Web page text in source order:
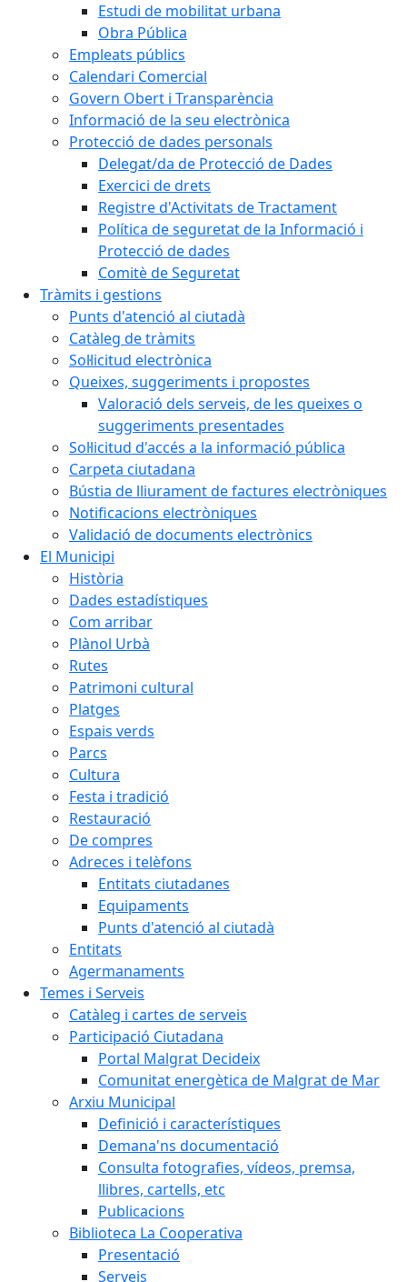
Estudi de mobilitat urbana
Obra Pública
Empleats públics
Calendari Comercial
Govern Obert i Transparència
Informació de la seu electrònica
Protecció de dades personals
Delegat/da de Protecció de Dades
Exercici de drets
Registre d'Activitats de Tractament
Política de seguretat de la Informació i
Protecció de dades
Comitè de Seguretat
Tràmits i gestions
Punts d'atenció al ciutadà
Catàleg de tràmits
Sol·licitud electrònica
Queixes, suggeriments i propostes
Valoració dels serveis, de les queixes o
suggeriments presentades
Sol·licitud d'accés a la informació pública
Carpeta ciutadana
Bústia de lliurament de factures electròniques
Notificacions electròniques
Validació de documents electrònics
El Municipi
Història
Dades estadístiques
Com arribar
Plànol Urbà
Rutes
Patrimoni cultural
Platges
Espais verds
Parcs
Cultura
Festa i tradició
Restauració
De compres
Adreces i telèfons
Entitats ciutadanes
Equipaments
Punts d'atenció al ciutadà
Entitats
Agermanaments
Temes i Serveis
Catàleg i cartes de serveis
Participació Ciutadana
Portal Malgrat Decideix
Comunitat energètica de Malgrat de Mar
Arxiu Municipal
Definició i característiques
Demana'ns documentació
Consulta fotografies, vídeos, premsa,
llibres, cartells, etc
Publicacions
Biblioteca La Cooperativa
Presentació
Serveis